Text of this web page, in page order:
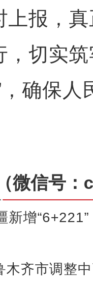
上报，
，切实
，确保
（微信号
新增“6+221”
木齐市调整
库尔德宁山谷